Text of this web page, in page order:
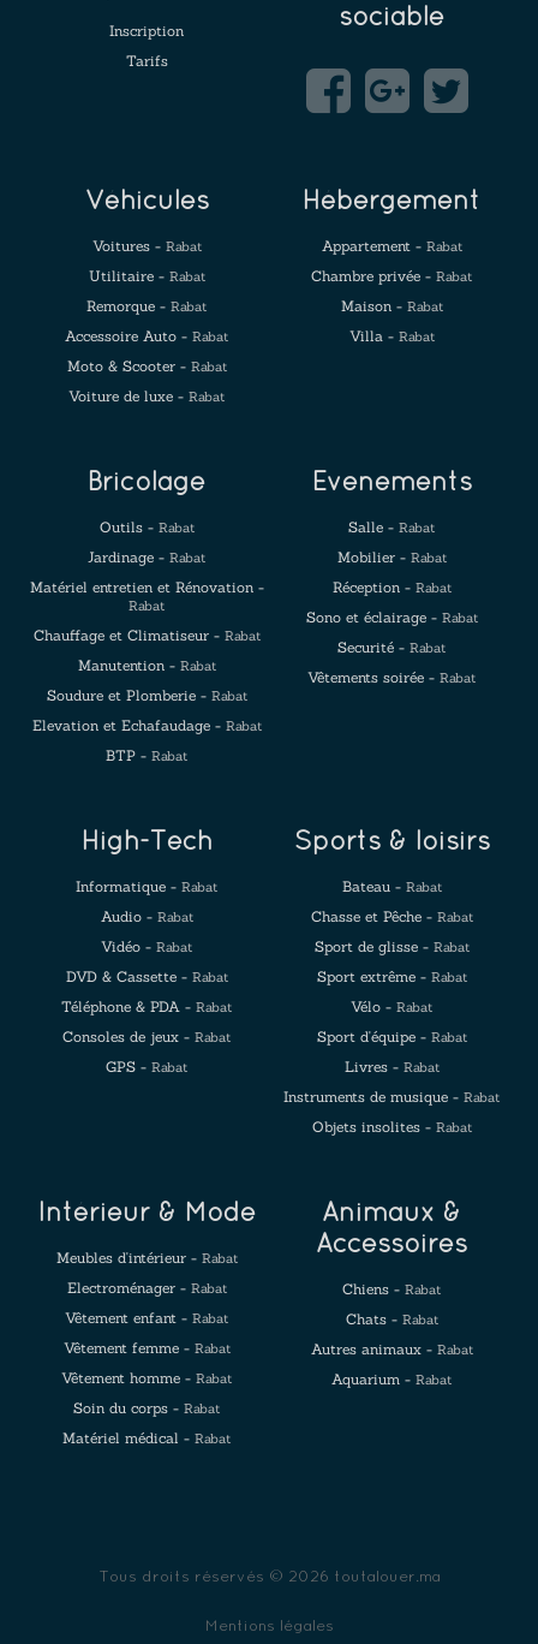
Inscription
Tarifs
sociable
Véhicules
Voitures - Rabat
Utilitaire - Rabat
Remorque - Rabat
Accessoire Auto - Rabat
Moto & Scooter - Rabat
Voiture de luxe - Rabat
Hébergement
Appartement - Rabat
Chambre privée - Rabat
Maison - Rabat
Villa - Rabat
Bricolage
Outils - Rabat
Jardinage - Rabat
Matériel entretien et Rénovation -
Rabat
Chauffage et Climatiseur - Rabat
Manutention - Rabat
Soudure et Plomberie - Rabat
Elevation et Echafaudage - Rabat
BTP - Rabat
Evenements
Salle - Rabat
Mobilier - Rabat
Réception - Rabat
Sono et éclairage - Rabat
Securité - Rabat
Vêtements soirée - Rabat
High-Tech
Informatique - Rabat
Audio - Rabat
Vidéo - Rabat
DVD & Cassette - Rabat
Téléphone & PDA - Rabat
Consoles de jeux - Rabat
GPS - Rabat
Sports & loisirs
Bateau - Rabat
Chasse et Pêche - Rabat
Sport de glisse - Rabat
Sport extrême - Rabat
Vélo - Rabat
Sport d'équipe - Rabat
Livres - Rabat
Instruments de musique - Rabat
Objets insolites - Rabat
Intérieur & Mode
Meubles d'intérieur - Rabat
Electroménager - Rabat
Vêtement enfant - Rabat
Vêtement femme - Rabat
Vêtement homme - Rabat
Soin du corps - Rabat
Matériel médical - Rabat
Animaux &
Accessoires
Chiens - Rabat
Chats - Rabat
Autres animaux - Rabat
Aquarium - Rabat
Tous droits réservés © 2026 toutalouer.ma
Mentions légales